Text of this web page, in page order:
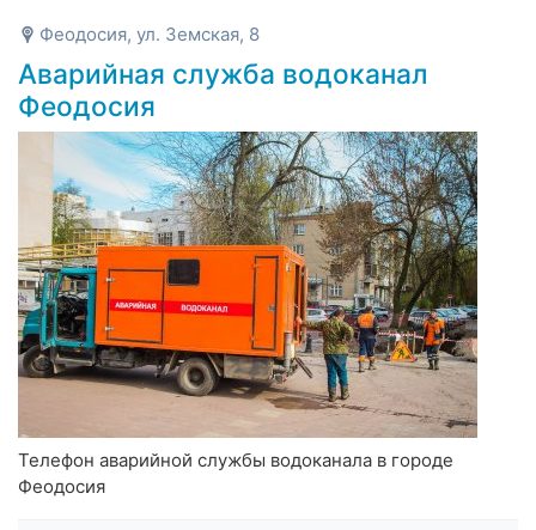
Феодосия, ул. Земская, 8
Аварийная служба водоканал
Феодосия
Телефон аварийной службы водоканала в городе
Феодосия